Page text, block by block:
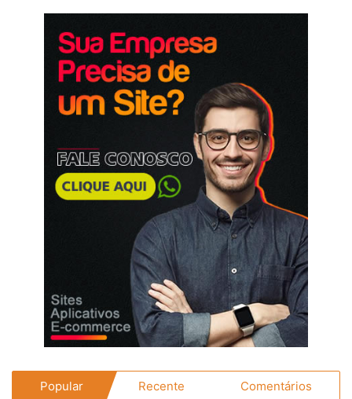
Popular Recente Comentários